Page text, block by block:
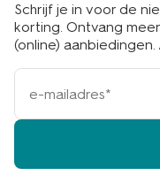
Schrijf je in voor de
korting. Ontvang
(online)
e-
mailadres